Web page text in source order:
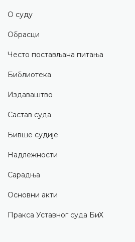
О суду
Обрасци
Често постављана питања
Библиотека
Издаваштво
Састав суда
Бивше судије
Надлежности
Сарадња
Основни акти
Пракса Уставног суда БиХ